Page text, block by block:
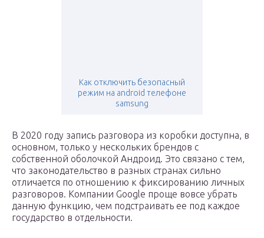
Как отключить безопасный
режим на android телефоне
samsung
В 2020 году запись разговора из коробки доступна, в
основном, только у нескольких брендов с
собственной оболочкой Андроид. Это связано с тем,
что законодательство в разных странах сильно
отличается по отношению к фиксированию личных
разговоров. Компании Google проще вовсе убрать
данную функцию, чем подстраивать ее под каждое
государство в отдельности.